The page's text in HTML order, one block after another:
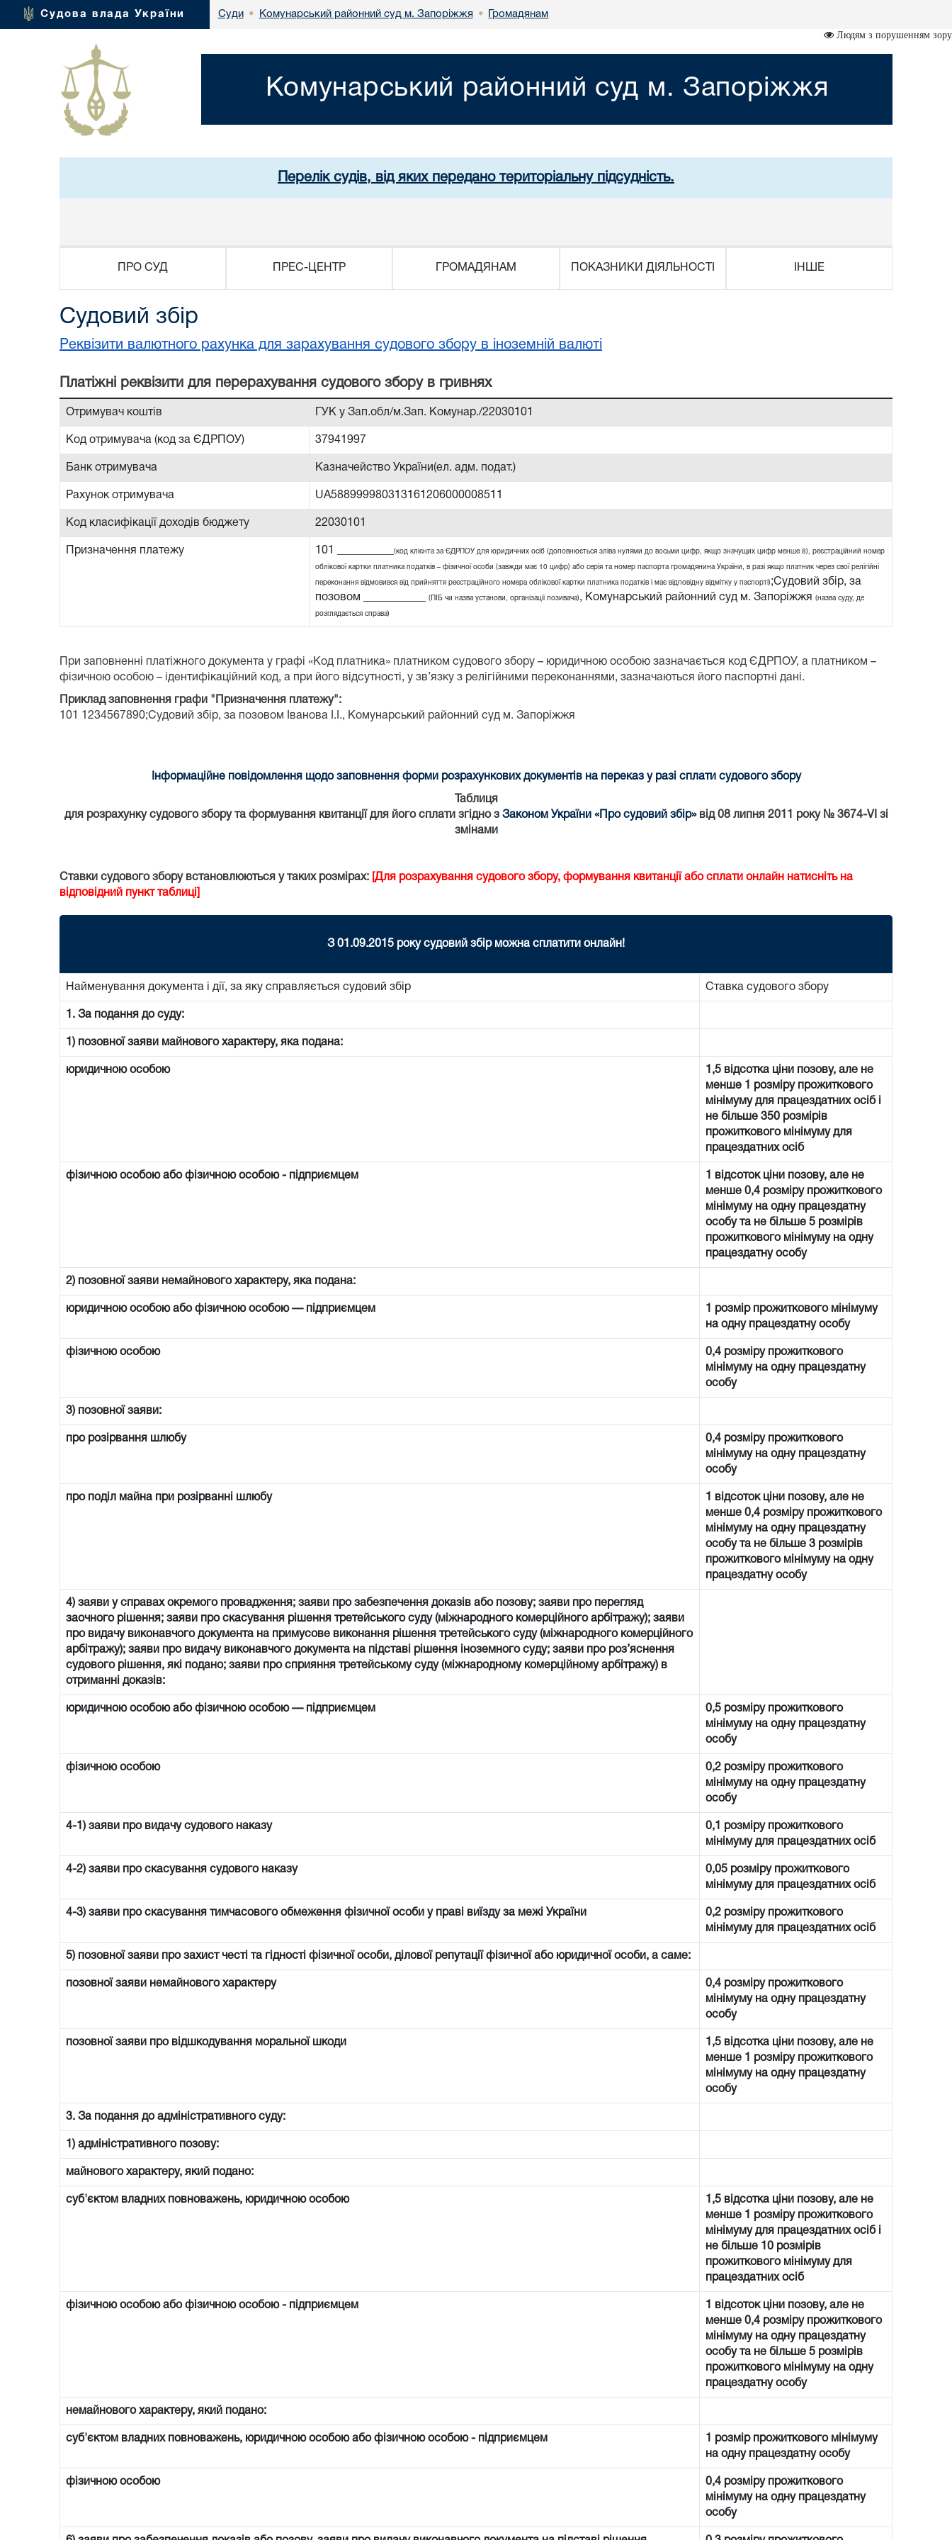
Судова влада України Суди • Комунарський районний суд м. Запоріжжя • Громадянам
Людям з порушенням зору
Комунарський районний суд м. Запоріжжя
Перелік судів, від яких передано територіальну підсудність.
ПРО СУД ПРЕС-ЦЕНТР ГРОМАДЯНАМ ПОКАЗНИКИ ДІЯЛЬНОСТІ ІНШЕ
Судовий збір
Реквізити валютного рахунка для зарахування судового збору в іноземній валюті
Платiжнi реквiзити для перерахування судового збору в гривнях
Отримувач коштів ГУК у Зап.обл/м.Зап. Комунар./22030101
Код отримувача (код за ЄДРПОУ) 37941997
Банк отримувача Казначейство України(ел. адм. подат.)
Рахунок отримувача UA588999980313161206000008511
Код класифікації доходів бюджету 22030101
Призначення платежу 101 __________ (код клієнта за ЄДРПОУ для юридичних осіб (доповнюється зліва нулями до восьми цифр, якщо значущих цифр менше 8), реєстраційний номер
облікової картки платника податків – фізичної особи (завжди має 10 цифр) або серія та номер паспорта громадянина України, в разі якщо платник через свої релігійні
переконання відмовився від прийняття реєстраційного номера облікової картки платника податків і має відповідну відмітку у паспорті) ;Судовий збір, за
позовом ___________
(ПІБ чи назва установи, організації позивача) , Комунарський районний суд м. Запоріжжя (назва суду, де
розглядається справа)
При заповненні платіжного документа у графі «Код платника» платником судового збору – юридичною особою зазначається код ЄДРПОУ, а платником –
фізичною особою – ідентифікаційний код, а при його відсутності, у зв’язку з релігійними переконаннями, зазначаються його паспортні дані.
Приклад заповнення графи "Призначення платежу":
101 1234567890;Судовий збір, за позовом Іванова І.І., Комунарський районний суд м. Запоріжжя
Інформаційне повідомлення щодо заповнення форми розрахункових документів на переказ у разі сплати судового збору
Таблиця
для розрахунку судового збору та формування квитанції для його сплати згідно з Законом України «Про судовий збір»від 08 липня 2011 року № 3674-VI зі
змінами
Ставки судового збору встановлюються у таких розмірах: [Для розрахування судового збору, формування квитанції або сплати онлайн натисніть на
відповідний пункт таблиці]
З 01.09.2015 року судовий збір можна сплатити онлайн!
Найменування документа і дії, за яку справляється судовий збір Ставка судового збору
1. За подання до суду:
1) позовної заяви майнового характеру, яка подана:
юридичною особою
1,5 відсотка ціни позову, але не
менше 1 розміру прожиткового
мінімуму для працездатних осіб і
не більше 350 розмірів
прожиткового мінімуму для
працездатних осіб
фізичною особою або фізичною особою - підприємцем
1 відсоток ціни позову, але не
менше 0,4 розміру прожиткового
мінімуму на одну працездатну
особу та не більше 5 розмірів
прожиткового мінімуму на одну
працездатну особу
2) позовної заяви немайнового характеру, яка подана:
юридичною особою або фізичною особою — підприємцем
1 розмір прожиткового мінімуму
на одну працездатну особу
фізичною особою
0,4 розміру прожиткового
мінімуму на одну працездатну
особу
3) позовної заяви:
про розірвання шлюбу
0,4 розміру прожиткового
мінімуму на одну працездатну
особу
про поділ майна при розірванні шлюбу
1 відсоток ціни позову, але не
менше 0,4 розміру прожиткового
мінімуму на одну працездатну
особу та не більше 3 розмірів
прожиткового мінімуму на одну
працездатну особу
4) заяви у справах окремого провадження; заяви про забезпечення доказів або позову; заяви про перегляд
заочного рішення; заяви про скасування рішення третейського суду (міжнародного комерційного арбітражу); заяви
про видачу виконавчого документа на примусове виконання рішення третейського суду (міжнародного комерційного
арбітражу); заяви про видачу виконавчого документа на підставі рішення іноземного суду; заяви про роз’яснення
судового рішення, які подано; заяви про сприяння третейському суду (міжнародному комерційному арбітражу) в
отриманні доказів:
юридичною особою або фізичною особою — підприємцем
0,5 розміру прожиткового
мінімуму на одну працездатну
особу
фізичною особою
0,2 розміру прожиткового
мінімуму на одну працездатну
особу
4-1) заяви про видачу судового наказу
0,1 розміру прожиткового
мінімуму для працездатних осіб
4-2) заяви про скасування судового наказу
0,05 розміру прожиткового
мінімуму для працездатних осіб
4-3) заяви про скасування тимчасового обмеження фізичної особи у праві виїзду за межі України
0,2 розміру прожиткового
мінімуму для працездатних осіб
5) позовної заяви про захист честі та гідності фізичної особи, ділової репутації фізичної або юридичної особи, а саме:
позовної заяви немайнового характеру
0,4 розміру прожиткового
мінімуму на одну працездатну
особу
позовної заяви про відшкодування моральної шкоди
1,5 відсотка ціни позову, але не
менше 1 розміру прожиткового
мінімуму на одну працездатну
особу
3. За подання до адміністративного суду:
1) адміністративного позову:
майнового характеру, який подано:
суб'єктом владних повноважень, юридичною особою
1,5 відсотка ціни позову, але не
менше 1 розміру прожиткового
мінімуму для працездатних осіб і
не більше 10 розмірів
прожиткового мінімуму для
працездатних осіб
фізичною особою або фізичною особою - підприємцем
1 відсоток ціни позову, але не
менше 0,4 розміру прожиткового
мінімуму на одну працездатну
особу та не більше 5 розмірів
прожиткового мінімуму на одну
працездатну особу
немайнового характеру, який подано:
суб'єктом владних повноважень, юридичною особою або фізичною особою - підприємцем
1 розмір прожиткового мінімуму
на одну працездатну особу
фізичною особою
0,4 розміру прожиткового
мінімуму на одну працездатну
особу